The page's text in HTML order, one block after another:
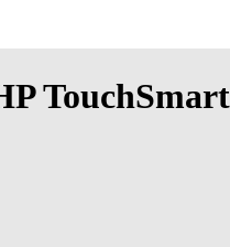
TouchSmart